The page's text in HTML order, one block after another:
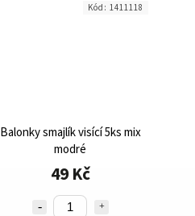
Balonky smajlík visící 5ks mix
modré
49 Kč
Kód: 1411118